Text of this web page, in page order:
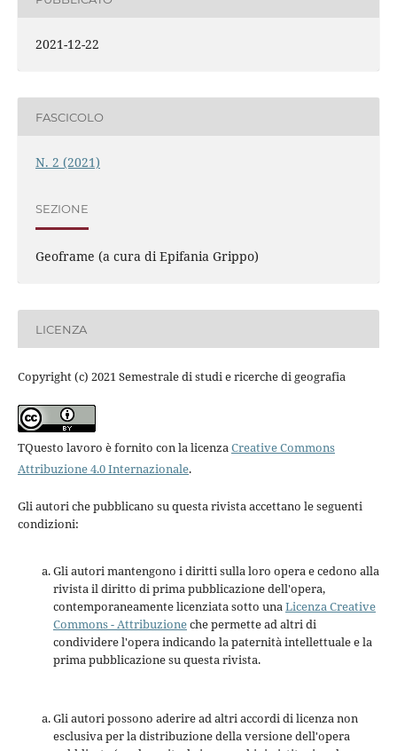
2021-12-22
FASCICOLO
N. 2 (2021)
SEZIONE
Geoframe (a cura di Epifania Grippo)
LICENZA
Copyright (c) 2021 Semestrale di studi e ricerche di geografia
TQuesto lavoro è fornito con la licenzaCreative Commons
Attribuzione 4.0 Internazionale.
Gli autori che pubblicano su questa rivista accettano le seguenti
condizioni:
Gli autori mantengono i diritti sulla loro opera e cedono alla
rivista il diritto di prima pubblicazione dell'opera,
contemporaneamente licenziata sotto unaLicenza Creative
Commons - Attribuzioneche permette ad altri di
condividere l'opera indicando la paternità intellettuale e la
prima pubblicazione su questa rivista.
Gli autori possono aderire ad altri accordi di licenza non
esclusiva per la distribuzione della versione dell'opera